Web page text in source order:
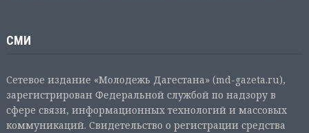
СМИ
Сетевое издание «Молодежь Дагестана» (md-gazeta.ru),
зарегистрирован Федеральной службой по надзору в
сфере связи, информационных технологий и массовых
коммуникаций. Свидетельство о регистрации средства